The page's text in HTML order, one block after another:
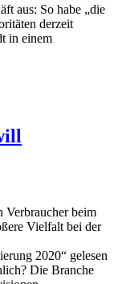
aus: So habe „die
derzeit
in einem
Verbraucher beim
Vielfalt bei der
2020“ gelesen
Die Branche